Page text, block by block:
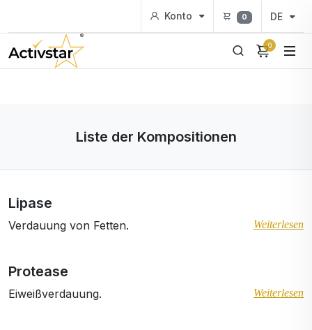
Konto 0 DE
0
Liste der Kompositionen
Lipase
Weiterlesen
Verdauung von Fetten.
Protease
Weiterlesen
Eiweißverdauung.